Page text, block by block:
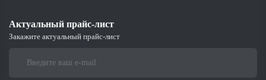
Актуальный прайс-лист
Закажите актуальный прайс-лист